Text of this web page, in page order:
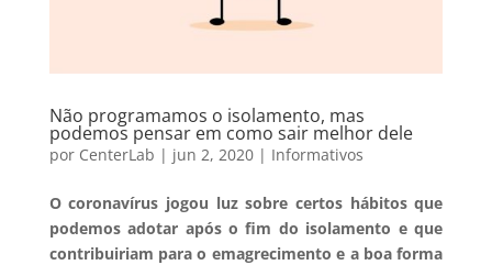
Não programamos o isolamento, mas
podemos pensar em como sair melhor dele
por CenterLab | jun 2, 2020| Informativos
O coronavírus jogou luz sobre certos hábitos que
podemos adotar após o fim do isolamento e que
contribuiriam para o emagrecimento e a boa forma